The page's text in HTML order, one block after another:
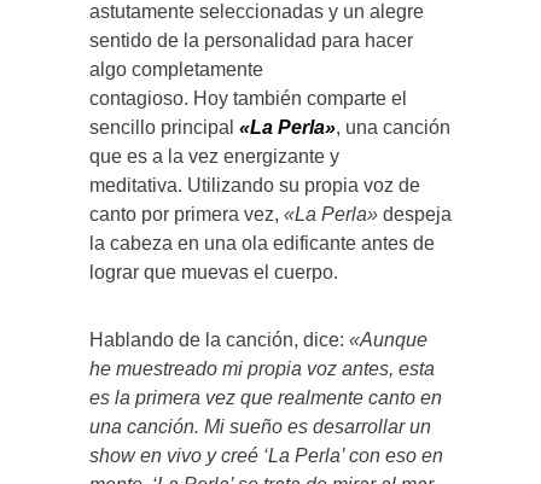
astutamente seleccionadas y un alegre
sentido de la personalidad para hacer
algo completamente
contagioso. Hoy también comparte el
sencillo principal «La Perla», una canción
que es a la vez energizante y
meditativa. Utilizando su propia voz de
canto por primera vez, «La Perla» despeja
la cabeza en una ola edificante antes de
lograr que muevas el cuerpo.
Hablando de la canción, dice: «Aunque
he muestreado mi propia voz antes, esta
es la primera vez que realmente canto en
una canción. Mi sueño es desarrollar un
show en vivo y creé ‘La Perla’ con eso en